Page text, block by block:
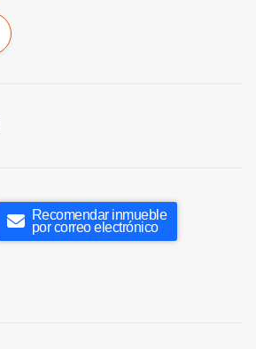
Recomendar inmueble
por correo electrónico